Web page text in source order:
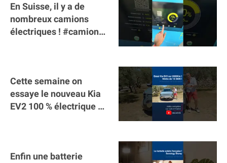
En Suisse, il y a de
nombreux camions
électriques ! #camion
Cette semaine on
essaye le nouveau Kia
EV2 100 % électrique ⚡️!
Enfin une batterie